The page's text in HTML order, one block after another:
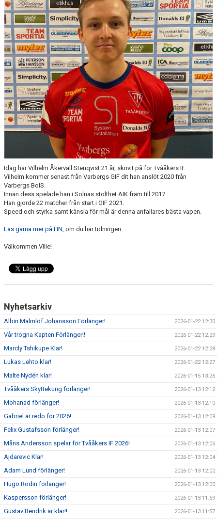
Idag har Vilhelm Åkervall Stenqvist 21 år, skrivit på för Tvååkers IF.
Vilhelm kommer senast från Varbergs GIF dit han anslöt 2020 från
Varbergs BoIS.
Innan dess spelade han i Solnas stolthet AIK fram till 2017.
Han gjorde 22 matcher från start i GIF 2021.
Speed och styrka samt känsla för mål är denna anfallares bästa vapen.
Läs gärna mer på HN , om du har tidningen.
Välkommen Ville!
Nyhetsarkiv
Albin Malmlöf Johansson Förlänger! 2026-01-22 12:30
Vår trogna Kapten Förlänger!! 2026-01-22 12:29
Marcly Tshikupe Klar! 2026-01-22 12:28
Lukas Lehto klar! 2026-01-22 12:27
Malte Nydén klar! 2026-01-15 13:26
Tvååkers Skyttekung förlänger! 2026-01-13 12:12
Mohanad förlänger! 2026-01-13 12:10
Gabriel är redo för 2026! 2026-01-13 12:09
Felix Gustafsson förlänger! 2026-01-13 12:07
Måns Andersson spelar för Tvååkers IF 2026! 2026-01-13 12:06
Ajdarevic Klar! 2026-01-13 12:04
Adam Lund förlänger! 2026-01-13 12:02
Hugo Rödin förlänger! 2026-01-13 12:00
Kaspersson förlänger! 2026-01-13 11:59
Gustav Bendrik är klar!! 2026-01-13 11:57